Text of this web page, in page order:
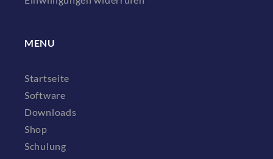
MENU
Startseite
Software
Downloads
Shop
Schulung